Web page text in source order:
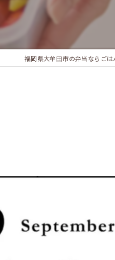
福岡県大牟田市の弁当ならご